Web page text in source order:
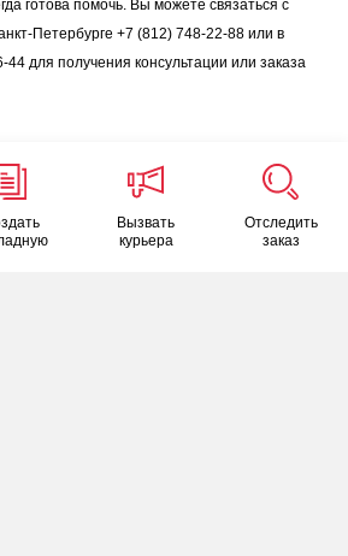
готова помочь. Вы можете связаться с
Петербурге +7 (812) 748-22-88 или в
44 для получения консультации или заказа
Вызвать
курьера
Отследить
заказ